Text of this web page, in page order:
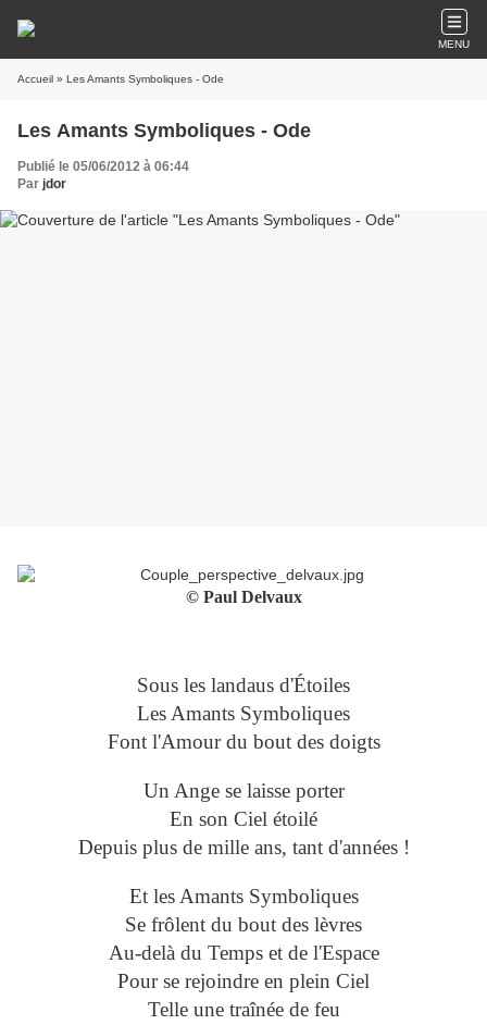
MENU
Accueil » Les Amants Symboliques - Ode
Les Amants Symboliques - Ode
Publié le 05/06/2012 à 06:44
Par jdor
© Paul Delvaux
Sous les landaus d'Étoiles
Les Amants Symboliques
Font l'Amour du bout des doigts
Un Ange se laisse porter
En son Ciel étoilé
Depuis plus de mille ans, tant d'années !
Et les Amants Symboliques
Se frôlent du bout des lèvres
Au-delà du Temps et de l'Espace
Pour se rejoindre en plein Ciel
Telle une traînée de feu